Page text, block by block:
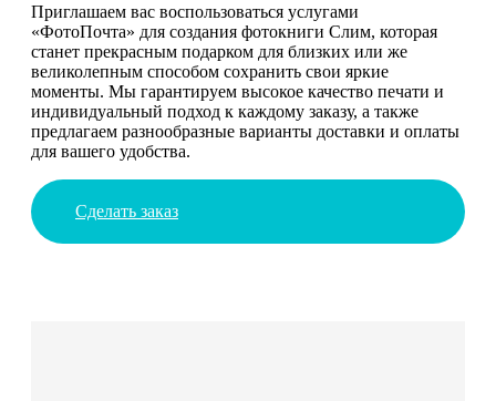
Приглашаем вас воспользоваться услугами
«ФотоПочта» для создания фотокниги Слим, которая
станет прекрасным подарком для близких или же
великолепным способом сохранить свои яркие
моменты. Мы гарантируем высокое качество печати и
индивидуальный подход к каждому заказу, а также
предлагаем разнообразные варианты доставки и оплаты
для вашего удобства.
Сделать заказ